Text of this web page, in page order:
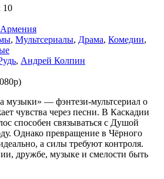
10
Армения
, Мультсериалы, Драма, Комедии,
, Андрей Колпин
музыки» — фэнтези-мультсериал о
чувства через песни. В Каскадии
способен связываться с Душой
Однако превращение в Чёрного
а силы требуют контроля.
дружбе, музыке и смелости быть